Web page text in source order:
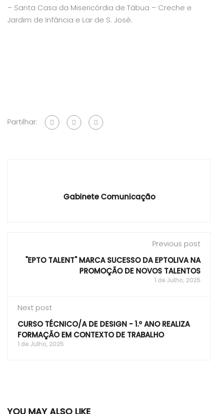
– Santa Casa da Misericórdia de Tábua – Creche e
Jardim de Infância e Lar de S. José.
Partilhar:
Gabinete Comunicação
Previous post
"EPTO TALENT" MARCA SUCESSO DA EPTOLIVA NA
PROMOÇÃO DE NOVOS TALENTOS
1 de Julho, 2025
Next post
CURSO TÉCNICO/A DE DESIGN - 1.º ANO REALIZA
FORMAÇÃO EM CONTEXTO DE TRABALHO
1 de Julho, 2025
YOU MAY ALSO LIKE